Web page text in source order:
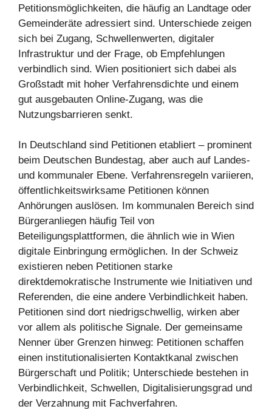
Petitionsmöglichkeiten, die häufig an Landtage oder
Gemeinderäte adressiert sind. Unterschiede zeigen
sich bei Zugang, Schwellenwerten, digitaler
Infrastruktur und der Frage, ob Empfehlungen
verbindlich sind. Wien positioniert sich dabei als
Großstadt mit hoher Verfahrensdichte und einem
gut ausgebauten Online-Zugang, was die
Nutzungsbarrieren senkt.
In Deutschland sind Petitionen etabliert – prominent
beim Deutschen Bundestag, aber auch auf Landes-
und kommunaler Ebene. Verfahrensregeln variieren,
öffentlichkeitswirksame Petitionen können
Anhörungen auslösen. Im kommunalen Bereich sind
Bürgeranliegen häufig Teil von
Beteiligungsplattformen, die ähnlich wie in Wien
digitale Einbringung ermöglichen. In der Schweiz
existieren neben Petitionen starke
direktdemokratische Instrumente wie Initiativen und
Referenden, die eine andere Verbindlichkeit haben.
Petitionen sind dort niedrigschwellig, wirken aber
vor allem als politische Signale. Der gemeinsame
Nenner über Grenzen hinweg: Petitionen schaffen
einen institutionalisierten Kontaktkanal zwischen
Bürgerschaft und Politik; Unterschiede bestehen in
Verbindlichkeit, Schwellen, Digitalisierungsgrad und
der Verzahnung mit Fachverfahren.